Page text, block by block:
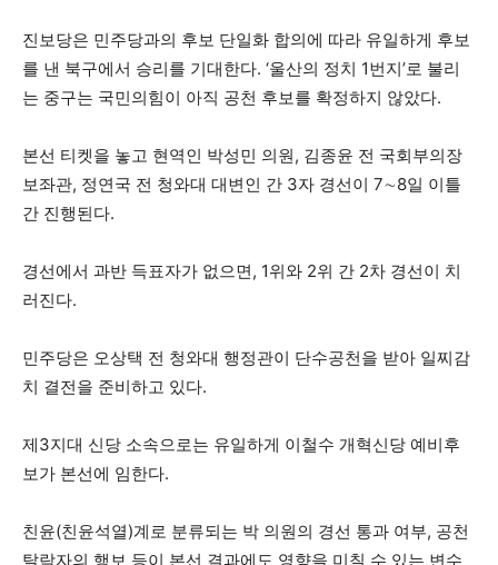
진보당은 민주당과의 후보 단일화 합의에 따라 유일하게 후보
를 낸 북구에서 승리를 기대한다. ‘울산의 정치 1번지’로 불리
는 중구는 국민의힘이 아직 공천 후보를 확정하지 않았다.
본선 티켓을 놓고 현역인 박성민 의원, 김종윤 전 국회부의장
보좌관, 정연국 전 청와대 대변인 간 3자 경선이 7∼8일 이틀
간 진행된다.
경선에서 과반 득표자가 없으면, 1위와 2위 간 2차 경선이 치
러진다.
민주당은 오상택 전 청와대 행정관이 단수공천을 받아 일찌감
치 결전을 준비하고 있다.
제3지대 신당 소속으로는 유일하게 이철수 개혁신당 예비후
보가 본선에 임한다.
친윤(친윤석열)계로 분류되는 박 의원의 경선 통과 여부, 공천
탈락자의 행보 등이 본선 결과에도 영향을 미칠 수 있는 변수